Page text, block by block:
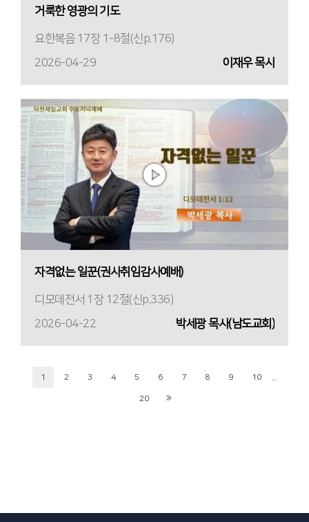
거룩한 영광의 기도
요한복음 17장 1-8절(신p.176)
2026-04-29
이재우 목사
자격없는 일꾼(권사취임감사예배)
디모데전서 1장 12절(신p.336)
2026-04-22
박세광 목사(남도교회)
1 2 3 4 5 6 7 8 9 10
20